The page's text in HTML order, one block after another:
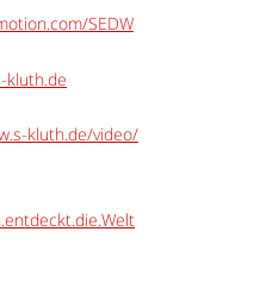
SEDW
kluth.de
kluth.de/video/